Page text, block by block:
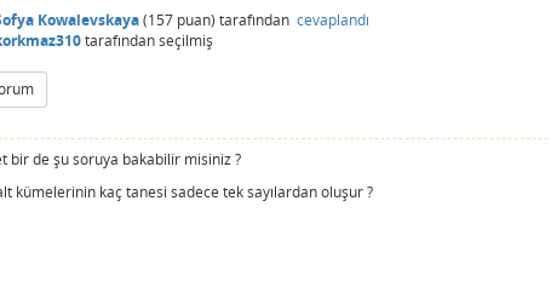
Kowalevskaya(157 puan) tarafından cevaplandı
tarafındanseçilmiş
bir de şu soruya bakabilir misiniz ?
kümelerinin kaç tanesi sadece tek sayılardan oluşur ?